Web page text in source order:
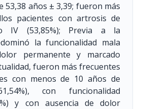
53,38 años ± 3,39; fueron más
pacientes con artrosis de
IV (53,85%); Previa a la
la funcionalidad mala
permanente y marcado
fueron más frecuentes
con menos de 10 años de
con funcionalidad
y con ausencia de dolor